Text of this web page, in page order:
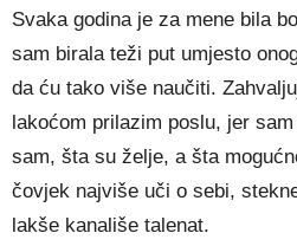
Svaka godina je za mene bila
sam birala teži put umjesto
da ću tako više naučiti.
lakoćom prilazim poslu, jer
sam, šta su želje, a šta
čovjek najviše uči o sebi,
lakše kanališe talenat.